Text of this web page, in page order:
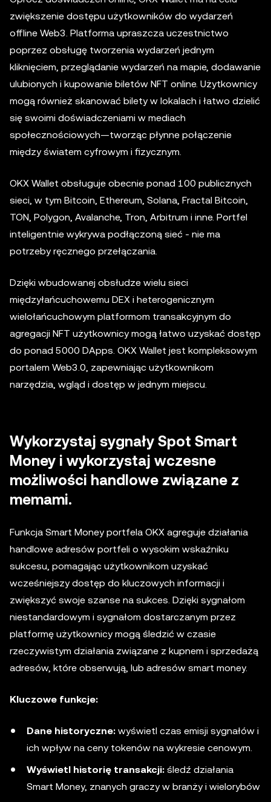
zwiększenie dostępu użytkowników do wydarzeń
offline Web3. Platforma upraszcza uczestnictwo
poprzez obsługę tworzenia wydarzeń jednym
kliknięciem, przeglądanie wydarzeń na mapie, dodawanie
ulubionych i kupowanie biletów NFT online. Użytkownicy
mogą również skanować bilety w lokalach i łatwo dzielić
się swoimi doświadczeniami w mediach
społecznościowych—tworząc płynne połączenie
między światem cyfrowym i fizycznym.
OKX Wallet obsługuje obecnie ponad 100 publicznych
sieci, w tym Bitcoin, Ethereum, Solana, Fractal Bitcoin,
TON, Polygon, Avalanche, Tron, Arbitrum i inne. Portfel
inteligentnie wykrywa podłączoną sieć - nie ma
potrzeby ręcznego przełączania.
Dzięki wbudowanej obsłudze wielu sieci
międzyłańcuchowemu DEX i heterogenicznym
wielołańcuchowym platformom transakcyjnym do
agregacji NFT użytkownicy mogą łatwo uzyskać dostęp
do ponad 5000 DApps. OKX Wallet jest kompleksowym
portalem Web3.0, zapewniając użytkownikom
narzędzia, wgląd i dostęp w jednym miejscu.
Wykorzystaj sygnały Spot Smart
Money i wykorzystaj wczesne
możliwości handlowe związane z
memami.
Funkcja Smart Money portfela OKX agreguje działania
handlowe adresów portfeli o wysokim wskaźniku
sukcesu, pomagając użytkownikom uzyskać
wcześniejszy dostęp do kluczowych informacji i
zwiększyć swoje szanse na sukces. Dzięki sygnałom
niestandardowym i sygnałom dostarczanym przez
platformę użytkownicy mogą śledzić w czasie
rzeczywistym działania związane z kupnem i sprzedażą
adresów, które obserwują, lub adresów smart money.
Kluczowe funkcje:
Dane historyczne: wyświetl czas emisji sygnałów i
ich wpływ na ceny tokenów na wykresie cenowym.
Wyświetl historię transakcji: śledź działania
Smart Money, znanych graczy w branży i wielorybów